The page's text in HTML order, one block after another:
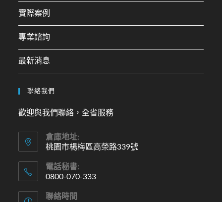
實際案例
專業諮詢
最新消息
聯絡我們
歡迎與我們聯絡，全省服務
倉庫地址:
桃園市楊梅區高榮路339號
電話秘書:
0800-070-333
聯絡時間